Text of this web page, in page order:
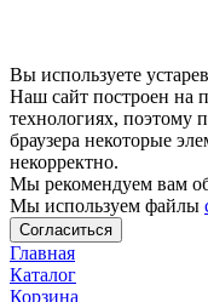
Вы используете
Наш сайт построен на
технологиях, поэтому
браузера некоторые
некорректно.
Мы рекомендуем вам
Мы используем файлы
Согласиться
Главная
Каталог
Корзина